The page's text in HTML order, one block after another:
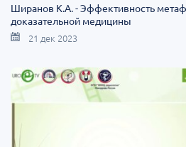
Ширанов К.А. - Эффективность
доказательной медицины
21 дек 2023